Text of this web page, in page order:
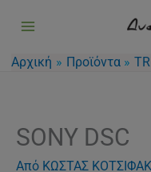
περιεχόμενο
Αρχική Προϊόντα
SONY DSC
Από ΚΩΣΤΑΣ